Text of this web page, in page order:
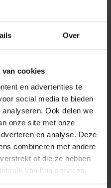
Over
van cookies
en advertenties te
social media te bieden
Ook delen we
onze site met onze
en analyse. Deze
combineren met andere
of die ze hebben
van hun services.
verder vorm kreeg
kans!
niet meer mogelijk
(OLO)
Wkb naar 1 december 2024
belemmert